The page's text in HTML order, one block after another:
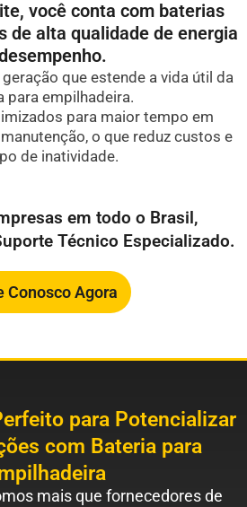
você conta com baterias
de alta qualidade de energia
que estende a vida útil da
para empilhadeira.
para maior tempo em
o que reduz custos e
de inatividade.
em todo o Brasil,
Técnico Especializado.
Conosco Agora
para Potencializar
com Bateria para
mais que fornecedores de